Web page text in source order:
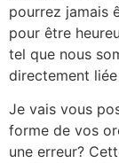
pourrez jamais
pour être
tel que nous
directement
Je vais vous
forme de vos
une erreur?